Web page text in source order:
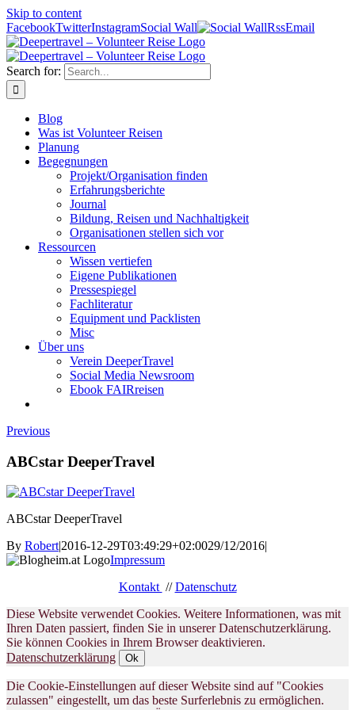
Skip to content
FacebookTwitterInstagramSocial Wall RssEmail
Search for:
Blog
Was ist Volunteer Reisen
Planung
Begegnungen
Projekt/Organisation finden
Erfahrungsberichte
Journal
Bildung, Reisen und Nachhaltigkeit
Organisationen stellen sich vor
Ressourcen
Wissen vertiefen
Eigene Publikationen
Pressespiegel
Fachliteratur
Equipment und Packlisten
Misc
Über uns
Verein DeeperTravel
Social Media Newsroom
Ebook FAIRreisen
Previous
ABCstar DeeperTravel
ABCstar DeeperTravel
By Robert|2016-12-29T03:49:29+02:0029/12/2016|
Impressum
Kontakt //Datenschutz
Diese Website verwendet Cookies. Weitere Informationen, was mit
Ihren Daten passiert, finden Sie in unserer Datenschutzerklärung.
Sie können Cookies in Ihrem Browser deaktivieren.
Datenschutzerklärung
Ok
Die Cookie-Einstellungen auf dieser Website sind auf "Cookies
zulassen" eingestellt, um das beste Surferlebnis zu ermöglichen.